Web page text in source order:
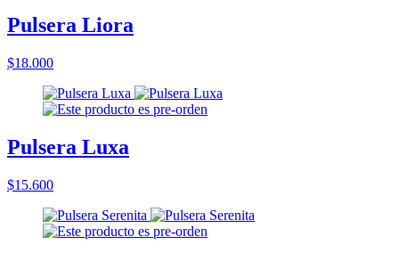
Pulsera Liora
$18.000
Pulsera Luxa
$15.600